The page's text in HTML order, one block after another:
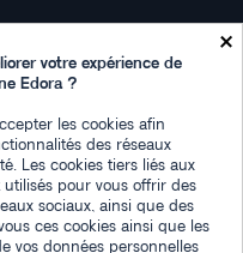
×
votre expérience de
Edora ?
les cookies afin
des réseaux
Les cookies tiers liés aux
pour vous offrir des
sociaux, ainsi que des
ces cookies ainsi que les
vos données personnelles